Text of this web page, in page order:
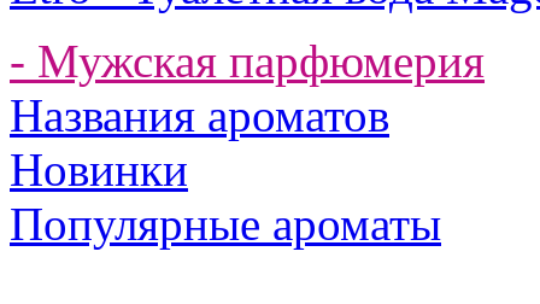
- Мужская парфюмерия
Названия ароматов
Новинки
Популярные ароматы